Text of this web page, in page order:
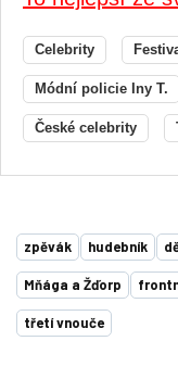
Celebrity
Módní policie Iny T.
České celebrity
zpěvák hudebník
Mňága a Žďorp
třetí vnouče